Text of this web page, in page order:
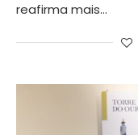
reafirma mais…